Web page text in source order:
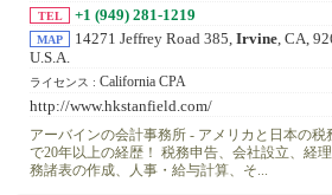
TEL +1 (949) 281-1219
MAP 14271 Jeffrey Road 385, Irvine , CA,
U.S.A.
ライセンス : California CPA
http://www.hkstanfield.com/
アーバインの会計事務所 - アメリカと日本の税
で20年以上の経歴！ 税務申告、会社設立、経
務諸表の作成、人事・給与計算、そ...